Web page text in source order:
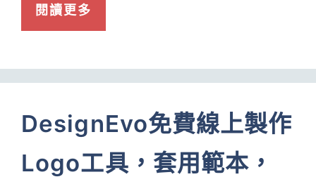
閱讀更多
DesignEvo免費線上製作
Logo工具，套用範本，